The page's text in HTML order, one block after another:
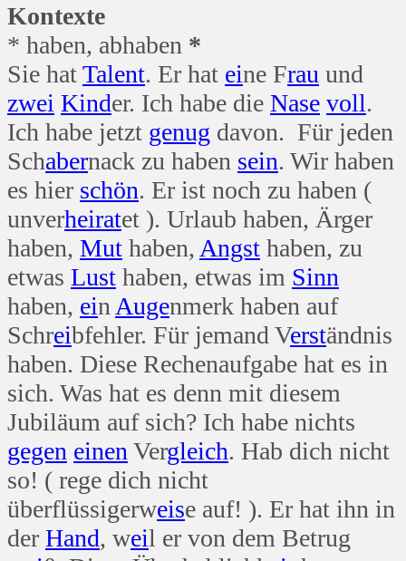
Kontexte
* haben, abhaben *
Sie hatTalent. Er hat eine Frau und
zwei Kinder. Ich habe die Nase voll.
Ich habe jetzt genug davon. Für jeden
Schabernack zu haben sein. Wir haben
es hier schön. Er ist noch zu haben (
unverheiratet ). Urlaub haben, Ärger
haben, Mut haben, Angst haben, zu
etwas Lust haben, etwas im Sinn
haben, ein Augenmerk haben auf
Schreibfehler. Für jemand Verständnis
haben. Diese Rechenaufgabe hat es in
sich. Was hat es denn mit diesem
Jubiläum auf sich? Ich habe nichts
gegen einen Vergleich. Hab dich nicht
so! ( rege dich nicht
überflüssigerweise auf! ). Er hat ihn in
der Hand, weil er von dem Betrug